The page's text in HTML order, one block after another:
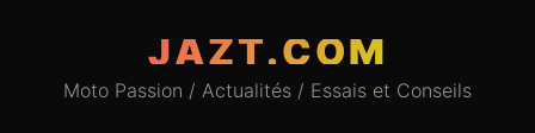
JAZT.COM
Moto Passion / Actualités / Essais et Conseils